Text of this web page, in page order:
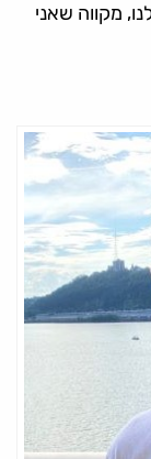
מקווה שאני